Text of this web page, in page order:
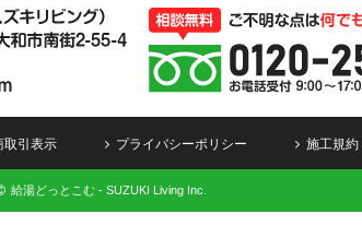
取引表示 プライバシーポリシー 施工規約
給湯どっとこむ - SUZUKI Living Inc.